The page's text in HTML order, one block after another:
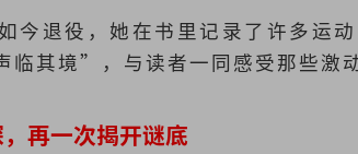
今退役，她在书里记录了许多运
其境”，与读者一同感受那些激动
再一次揭开谜底